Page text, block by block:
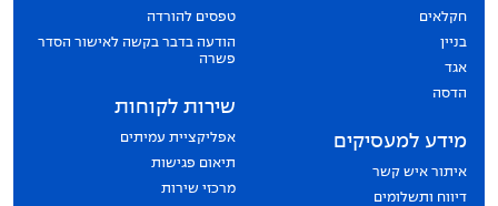
חקלאים
בניין
אגד
הדסה
מידע למעסיקים
איתור איש קשר
דיווח ותשלומים
טפסים להורדה
הודעה בדבר בקשה לאישור הסדר
פשרה
שירות לקוחות
אפליקציית עמיתים
תיאום פגישות
מרכזי שירות